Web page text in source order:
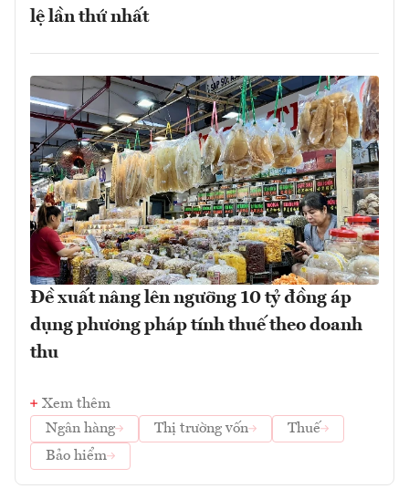
lệ lần thứ nhất
Đề xuất nâng lên ngưỡng 10 tỷ đồng áp
dụng phương pháp tính thuế theo doanh
thu
Xem thêm
Ngân hàng
Thị trường vốn
Thuế
Bảo hiểm